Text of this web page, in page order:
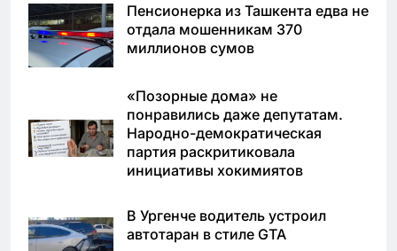
Пенсионерка из Ташкента едва не
отдала мошенникам 370
миллионов сумов
«Позорные дома» не
понравились даже депутатам.
Народно-демократическая
партия раскритиковала
инициативы хокимиятов
В Ургенче водитель устроил
автотаран в стиле GTA